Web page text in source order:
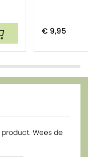
€ 9,95
Wees de